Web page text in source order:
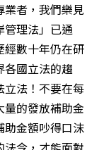
者，我們樂見
管理法」已通
經數十年仍在研
各國立法的趨
立法！不要在每
的發放補助金
助金額吵得口沫